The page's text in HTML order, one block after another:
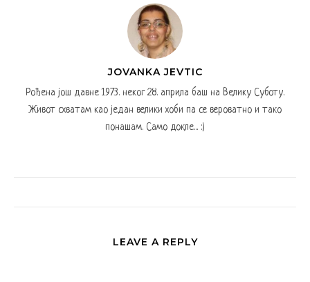
JOVANKA JEVTIC
Рођена још давне 1973. неког 28. априла баш на Велику Суботу.
Живот схватам као један велики хоби па се вероватно и тако
понашам. Само докле... :)
LEAVE A REPLY